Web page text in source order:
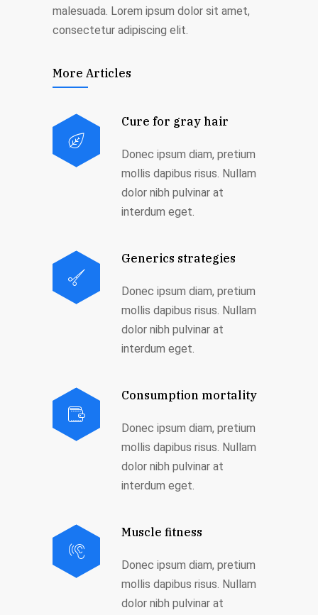
malesuada. Lorem ipsum dolor sit amet,
consectetur adipiscing elit.
More Articles
Cure for gray hair
Donec ipsum diam, pretium
mollis dapibus risus. Nullam
dolor nibh pulvinar at
interdum eget.
Generics strategies
Donec ipsum diam, pretium
mollis dapibus risus. Nullam
dolor nibh pulvinar at
interdum eget.
Consumption mortality
Donec ipsum diam, pretium
mollis dapibus risus. Nullam
dolor nibh pulvinar at
interdum eget.
Muscle fitness
Donec ipsum diam, pretium
mollis dapibus risus. Nullam
dolor nibh pulvinar at